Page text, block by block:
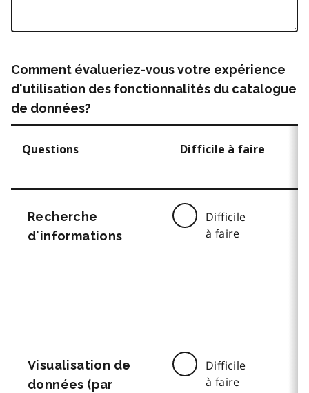
Comment évalueriez-vous votre expérience
d'utilisation des fonctionnalités du catalogue
de données?
Questions Difficile à faire
Recherche
d'informations
Difficile
à faire
Visualisation de
données (par
Difficile
à faire